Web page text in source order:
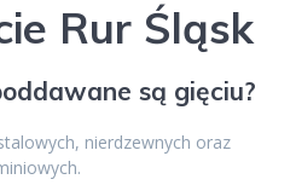
Rur Śląsk
są gięciu?
nierdzewnych oraz